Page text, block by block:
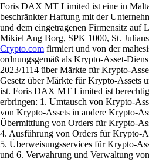
Foris DAX MT Limited ist eine in
beschränkter Haftung mit der
und dem eingetragenen Firmensitz auf
Mikiel Ang Borg, SPK 1000, St.
Crypto.com firmiert und von der
ordnungsgemäß als Krypto-Asset-
2023/1114 über Märkte für Krypto-
Gesetz über Märkte für Krypto-Assets
ist. Foris DAX MT Limited ist
erbringen: 1. Umtausch von Krypto-
von Krypto-Assets in andere Krypto-
Übermittlung von Orders für Krypto-
4. Ausführung von Orders für Krypto-
5. Überweisungsservices für Krypto-
und 6. Verwahrung und Verwaltung